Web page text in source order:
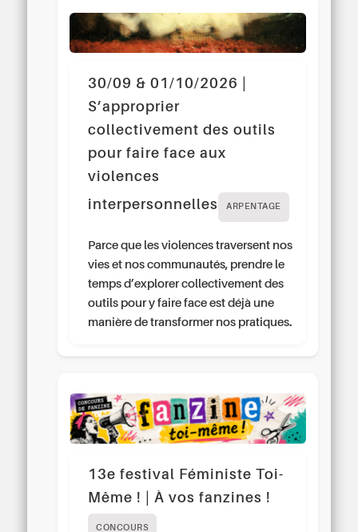
30/09 & 01/10/2026 |
S’approprier
collectivement des outils
pour faire face aux
violences
interpersonnelles
ARPENTAGE
Parce que les violences traversent nos
vies et nos communautés, prendre le
temps d’explorer collectivement des
outils pour y faire face est déjà une
manière de transformer nos pratiques.
13e festival Féministe Toi-
Même ! | À vos fanzines !
CONCOURS